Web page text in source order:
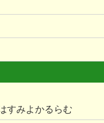
すみよかるらむ